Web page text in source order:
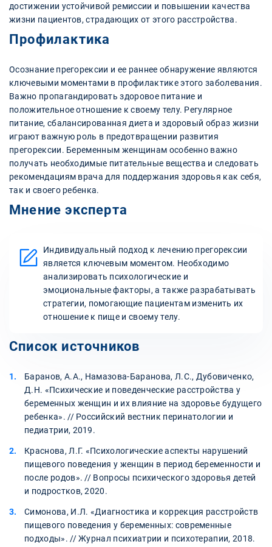
достижении устойчивой ремиссии и повышении качества
жизни пациентов, страдающих от этого расстройства.
Профилактика
Осознание прегорексии и ее раннее обнаружение являются
ключевыми моментами в профилактике этого заболевания.
Важно пропагандировать здоровое питание и
положительное отношение к своему телу. Регулярное
питание, сбалансированная диета и здоровый образ жизни
играют важную роль в предотвращении развития
прегорексии. Беременным женщинам особенно важно
получать необходимые питательные вещества и следовать
рекомендациям врача для поддержания здоровья как себя,
так и своего ребенка.
Мнение эксперта
Индивидуальный подход к лечению прегорексии
является ключевым моментом. Необходимо
анализировать психологические и
эмоциональные факторы, а также разрабатывать
стратегии, помогающие пациентам изменить их
отношение к пище и своему телу.
Список источников
Баранов, А.А., Намазова-Баранова, Л.С., Дубовиченко,
Д.Н. «Психические и поведенческие расстройства у
беременных женщин и их влияние на здоровье будущего
ребенка». // Российский вестник перинатологии и
педиатрии, 2019.
Краснова, Л.Г. «Психологические аспекты нарушений
пищевого поведения у женщин в период беременности и
после родов». // Вопросы психического здоровья детей
и подростков, 2020.
Симонова, И.Л. «Диагностика и коррекция расстройств
пищевого поведения у беременных: современные
подходы». // Журнал психиатрии и психотерапии, 2018.